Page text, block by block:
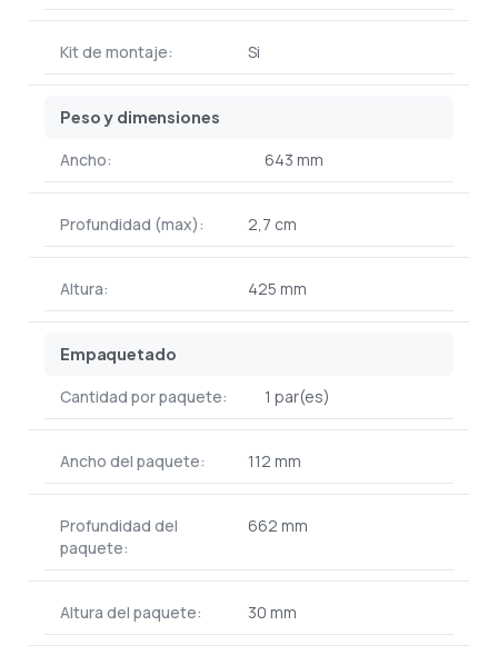
Kit de montaje: Si
Peso y dimensiones
Ancho: 643 mm
Profundidad (max): 2,7 cm
Altura: 425 mm
Empaquetado
Cantidad por paquete: 1 par(es)
Ancho del paquete: 112 mm
Profundidad del
paquete:
662 mm
Altura del paquete: 30 mm